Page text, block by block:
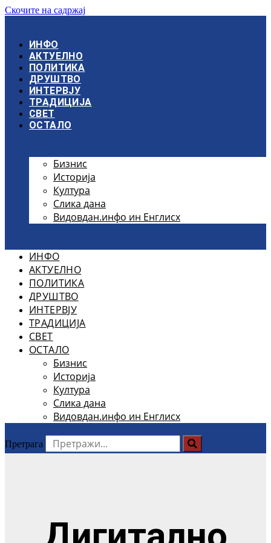
Скочите на садржај
ИНФО
АКТУЕЛНО
ПОЛИТИКА
ДРУШТВО
ИНТЕРВЈУ
ТРАДИЦИЈА
СВЕТ
ОСТАЛО
Бизнис
Историја
Култура
Слика дана
Видовдан.инфо ин Енглисх
ИНФО
АКТУЕЛНО
ПОЛИТИКА
ДРУШТВО
ИНТЕРВЈУ
ТРАДИЦИЈА
СВЕТ
ОСТАЛО
Бизнис
Историја
Култура
Слика дана
Видовдан.инфо ин Енглисх
Претрага